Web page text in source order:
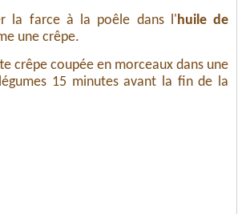
la farce à la poêle dans l' huile de
une crêpe.
crêpe coupée en morceaux dans une
15 minutes avant la fin de la